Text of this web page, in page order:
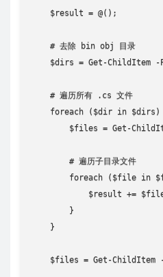
    $result = @();
    # 去除 bin obj 目录
$dirs = Get-ChildItem
    # 遍历所有 .cs 文件
foreach ($dir in $dirs)
$files = Get-
        # 遍历子目录文件
foreach ($file in
$result +=
        }
    }
$files = Get-ChildItem